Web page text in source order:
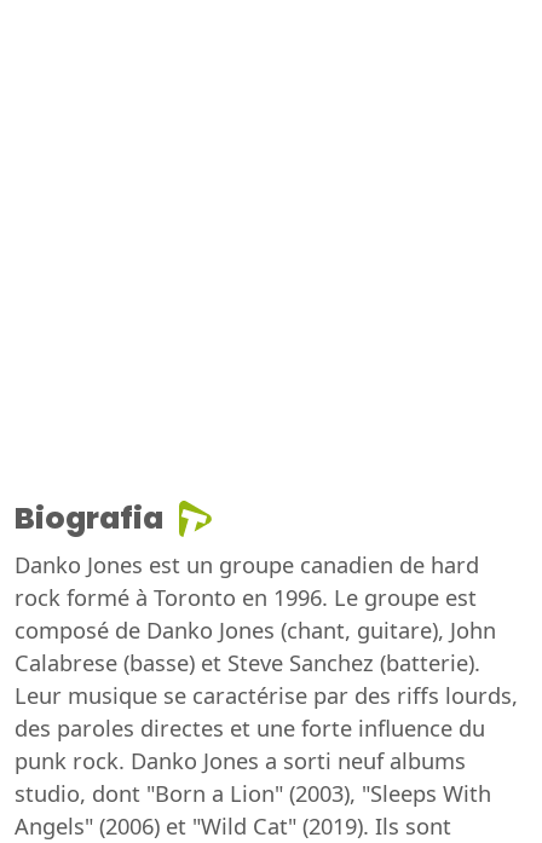
Biografia
Danko Jones est un groupe canadien de hard
rock formé à Toronto en 1996. Le groupe est
composé de Danko Jones (chant, guitare), John
Calabrese (basse) et Steve Sanchez (batterie).
Leur musique se caractérise par des riffs lourds,
des paroles directes et une forte influence du
punk rock. Danko Jones a sorti neuf albums
studio, dont "Born a Lion" (2003), "Sleeps With
Angels" (2006) et "Wild Cat" (2019). Ils sont